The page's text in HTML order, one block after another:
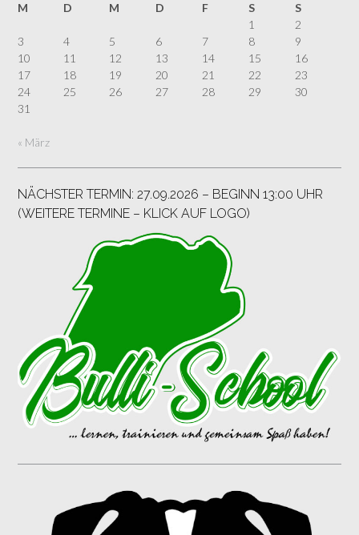
M
D M D F S
S
1
2
3
4 5 6 7 8
9
10
11 12 13 14 15
16
17
18 19 20 21 22
23
24
25 26 27 28 29
30
31
« März
NÄCHSTER TERMIN: 27.09.2026 – BEGINN 13:00 UHR
(WEITERE TERMINE – KLICK AUF LOGO)